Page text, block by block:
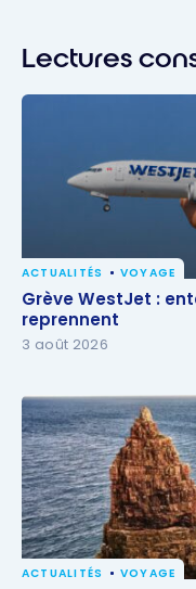
Lectures
Grève WestJet :
reprennent
ACTUALITÉS VOYAGE
Grève WestJet :
reprennent
3 août 2026
ACTUALITÉS VOYAGE